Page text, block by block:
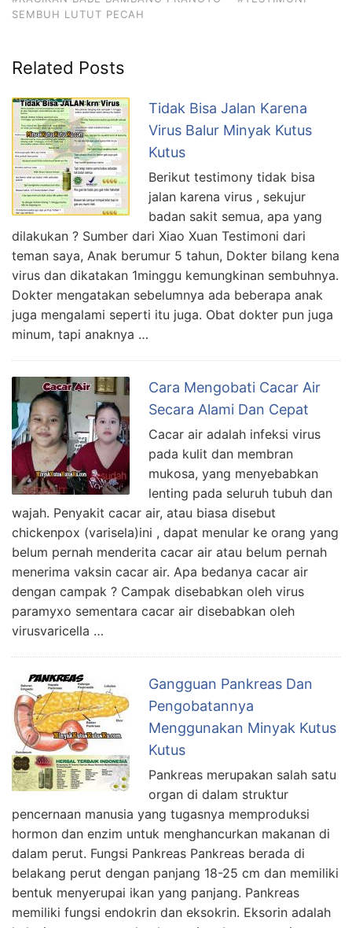
SEMBUH LUTUT PECAH
Related Posts
Tidak Bisa Jalan Karena
Virus Balur Minyak Kutus
Kutus
Berikut testimony tidak bisa
jalan karena virus , sekujur
badan sakit semua, apa yang
dilakukan ? Sumber dari Xiao Xuan Testimoni dari
teman saya, Anak berumur 5 tahun, Dokter bilang kena
virus dan dikatakan 1minggu kemungkinan sembuhnya.
Dokter mengatakan sebelumnya ada beberapa anak
juga mengalami seperti itu juga. Obat dokter pun juga
minum, tapi anaknya …
Cara Mengobati Cacar Air
Secara Alami Dan Cepat
Cacar air adalah infeksi virus
pada kulit dan membran
mukosa, yang menyebabkan
lenting pada seluruh tubuh dan
wajah. Penyakit cacar air, atau biasa disebut
chickenpox (varisela)ini , dapat menular ke orang yang
belum pernah menderita cacar air atau belum pernah
menerima vaksin cacar air. Apa bedanya cacar air
dengan campak ? Campak disebabkan oleh virus
paramyxo sementara cacar air disebabkan oleh
virusvaricella …
Gangguan Pankreas Dan
Pengobatannya
Menggunakan Minyak Kutus
Kutus
Pankreas merupakan salah satu
organ di dalam struktur
pencernaan manusia yang tugasnya memproduksi
hormon dan enzim untuk menghancurkan makanan di
dalam perut. Fungsi Pankreas Pankreas berada di
belakang perut dengan panjang 18-25 cm dan memiliki
bentuk menyerupai ikan yang panjang. Pankreas
memiliki fungsi endokrin dan eksokrin. Eksorin adalah